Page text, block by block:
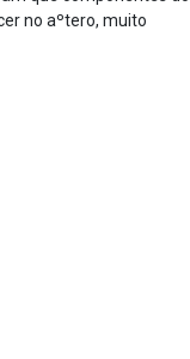
no aºtero, muito